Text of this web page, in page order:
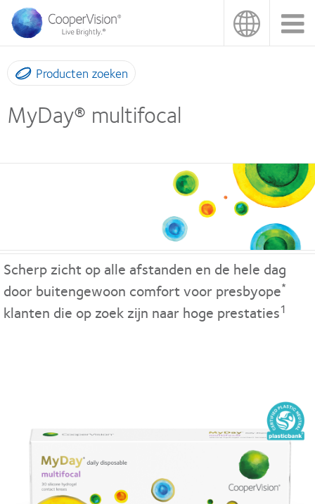
Overslaan
naar
de
inhoud
gaan
Producten zoeken
MyDay® multifocal
Scherp zicht op alle afstanden en de hele dag
door buitengewoon comfort voor presbyope*
klanten die op zoek zijn naar hoge prestaties1